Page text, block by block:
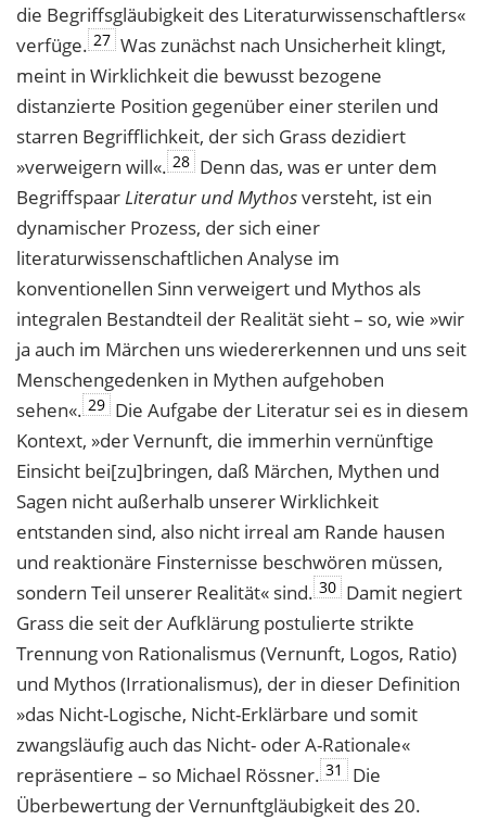
die Begriffsgläubigkeit des Literaturwissenschaftlers«
verfüge. 27 Was zunächst nach Unsicherheit klingt,
meint in Wirklichkeit die bewusst bezogene
distanzierte Position gegenüber einer sterilen und
starren Begrifflichkeit, der sich Grass dezidiert
»verweigern will«. 28 Denn das, was er unter dem
BegriffspaarLiteratur und Mythosversteht, ist ein
dynamischer Prozess, der sich einer
literaturwissenschaftlichen Analyse im
konventionellen Sinn verweigert und Mythos als
integralen Bestandteil der Realität sieht – so, wie »wir
ja auch im Märchen uns wiedererkennen und uns seit
Menschengedenken in Mythen aufgehoben
sehen«. 29 Die Aufgabe der Literatur sei es in diesem
Kontext, »der Vernunft, die immerhin vernünftige
Einsicht bei[zu]bringen, daß Märchen, Mythen und
Sagen nicht außerhalb unserer Wirklichkeit
entstanden sind, also nicht irreal am Rande hausen
und reaktionäre Finsternisse beschwören müssen,
sondern Teil unserer Realität« sind. 30 Damit negiert
Grass die seit der Aufklärung postulierte strikte
Trennung von Rationalismus (Vernunft, Logos, Ratio)
und Mythos (Irrationalismus), der in dieser Definition
»das Nicht-Logische, Nicht-Erklärbare und somit
zwangsläufig auch das Nicht- oder A-Rationale«
repräsentiere – so Michael Rössner. 31
Die
Überbewertung der Vernunftgläubigkeit des 20.